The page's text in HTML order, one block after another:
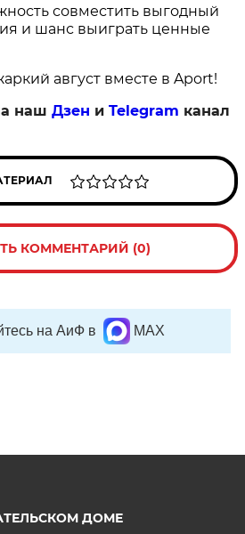
совместить выгодный
и шанс выиграть ценные
август вместе в Aport!
нашДзен иTelegram канал
КОММЕНТАРИЙ (0)
на АиФ в MAX
ДОМЕ